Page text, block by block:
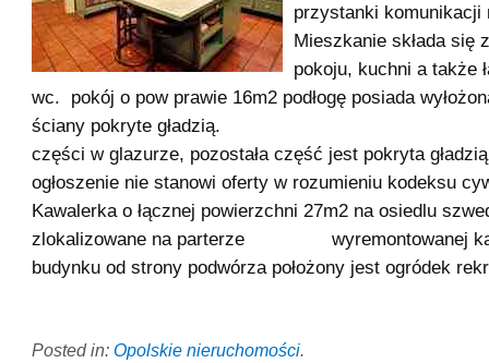
przystanki komunikacji
Mieszkanie składa się
pokoju, kuchni a także
wc. pokój o pow prawie 16m2 podłogę posiada
ściany pokryte gładzią.
części w glazurze, pozostała część jest pokryta
ogłoszenie nie stanowi oferty w rozumieniu kodeksu
Kawalerka o łącznej powierzchni 27m2 na osiedlu
zlokalizowane na parterze wyremontowanej
budynku od strony podwórza położony jest ogródek
Posted in: Opolskie nieruchomości.